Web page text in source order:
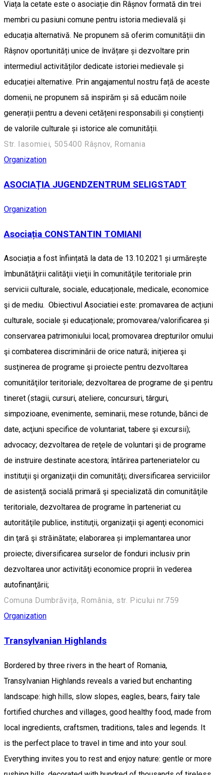
Viața la cetate este o asociație din Râșnov formată din trei
membri cu pasiuni comune pentru istoria medievală și
educația alternativă. Ne propunem să oferim comunității din
Râșnov oportunități unice de învățare și dezvoltare prin
intermediul activităților dedicate istoriei medievale și
educației alternative. Prin angajamentul nostru față de aceste
domenii, ne propunem să inspirăm și să educăm noile
generații pentru a deveni cetățeni responsabili și conștienți
de valorile culturale și istorice ale comunității.
Str. Iasomiei, 505400 Râșnov, Romania
Organization
ASOCIAȚIA JUGENDZENTRUM SELIGSTADT
Organization
Asociația CONSTANTIN TOMIANI
Asociația a fost înființată la data de 13.10.2021 și urmărește
îmbunătăţirii calităţii vieţii în comunităţile teritoriale prin
servicii culturale, sociale, educaționale, medicale, economice
şi de mediu. Obiectivul Asociatiei este: promavarea de acțiuni
culturale, sociale și educaționale; promovarea/valorificarea și
conservarea patrimoniului local; promovarea drepturilor omului
şi combaterea discriminării de orice natură; iniţierea şi
susţinerea de programe şi proiecte pentru dezvoltarea
comunităţilor teritoriale; dezvoltarea de programe de şi pentru
tineret (stagii, cursuri, ateliere, concursuri, târguri,
simpozioane, evenimente, seminarii, mese rotunde, bănci de
date, acţiuni specifice de voluntariat, tabere şi excursii);
advocacy; dezvoltarea de reţele de voluntari şi de programe
de instruire destinate acestora; întărirea parteneriatelor cu
instituţii şi organizaţii din comunităţi; diversificarea serviciilor
de asistenţă socială primară şi specializată din comunităţile
teritoriale, dezvoltarea de programe în parteneriat cu
autorităţile publice, instituţii, organizaţii şi agenţi economici
din ţară şi străinătate; elaborarea și implemantarea unor
proiecte; diversificarea surselor de fonduri inclusiv prin
dezvoltarea unor activităţi economice proprii în vederea
autofinanţării;
Comuna Dumbrăvița, România, str. Picului nr.759
Organization
Transylvanian Highlands
Bordered by three rivers in the heart of Romania,
Transylvanian Highlands reveals a varied but enchanting
landscape: high hills, slow slopes, eagles, bears, fairy tale
fortified churches and villages, good healthy food, made from
local ingredients, craftsmen, traditions, tales and legends. It
is the perfect place to travel in time and into your soul.
Everything invites you to rest and enjoy nature: gentle or more